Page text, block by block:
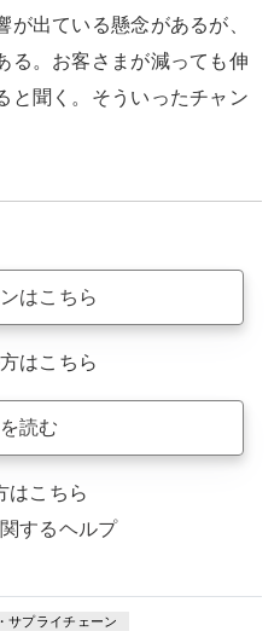
出ている懸念があるが、
る。お客さまが減っても伸
と聞く。そういったチャン
はこちら
はこちら
読む
はこちら
するヘルプ
サプライチェーン